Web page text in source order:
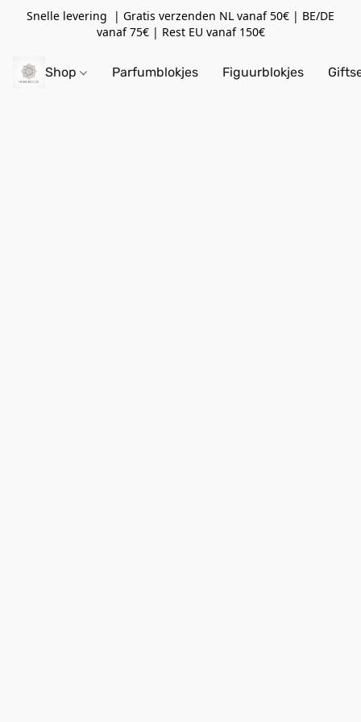
Snelle levering | Gratis verzenden NL vanaf 50€ | BE/DE
vanaf 75€ | Rest EU vanaf 150€
Shop Parfumblokjes Figuurblokjes